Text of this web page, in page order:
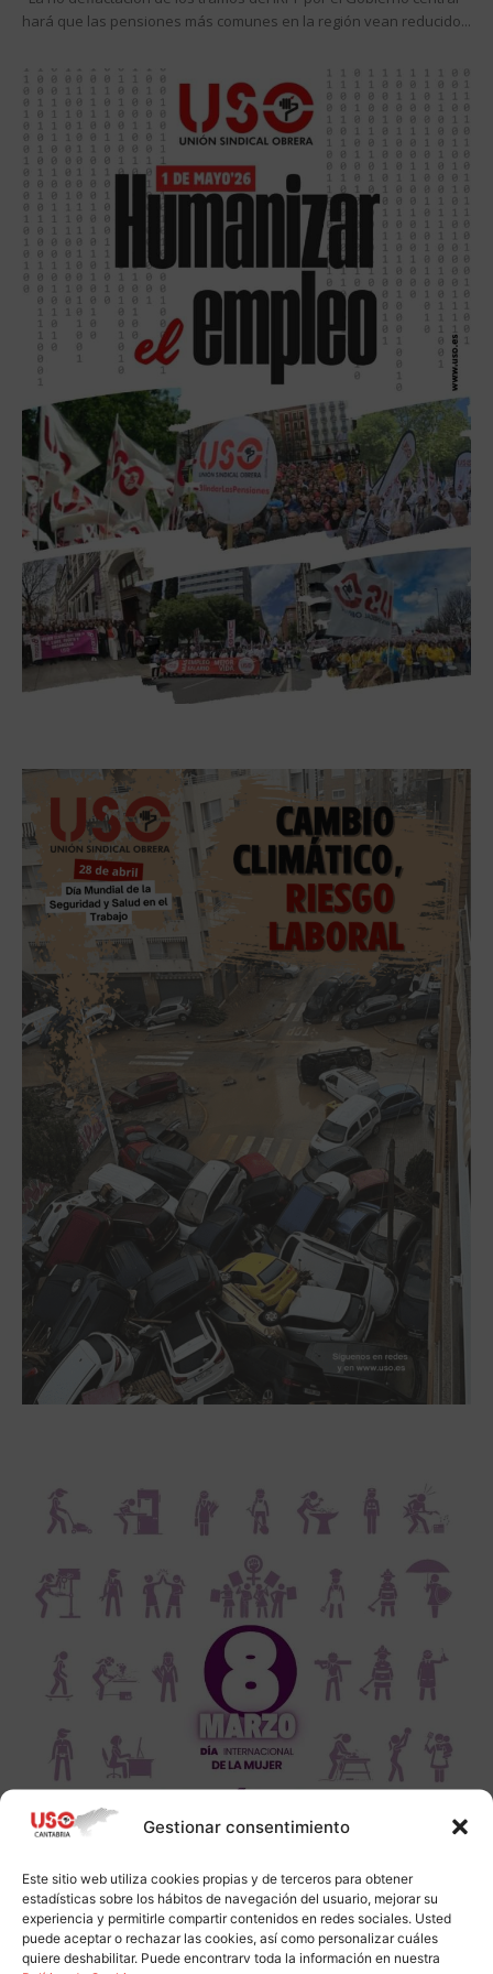
Gestionar consentimiento
Este sitio web utiliza cookies propias y de terceros para obtener
estadísticas sobre los hábitos de navegación del usuario, mejorar su
experiencia y permitirle compartir contenidos en redes sociales. Usted
puede aceptar o rechazar las cookies, así como personalizar cuáles
quiere deshabilitar. Puede encontrarv toda la información en nuestra
hará que las pensiones más comunes en la región vean reducido...